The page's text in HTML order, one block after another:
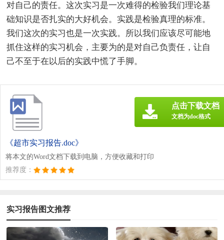
对自己的责任。这次实习是一次难得的检验我们理论基
础知识是否扎实的大好机会。实践是检验真理的标准。
我们这次的实习也是一次实践。所以我们应该尽可能地
抓住这样的实习机会，主要为的是对自己负责任，让自
己不至于在以后的实践中慌了手脚。
《超市实习报告.doc》
将本文的Word文档下载到电脑，方便收藏和打印
推荐度：
点击下载文档
文档为doc格式
实习报告图文推荐